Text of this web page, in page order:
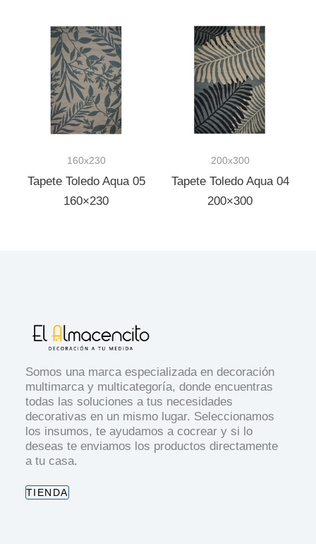
160x230
Tapete Toledo Aqua 05
160×230
200x300
Tapete Toledo Aqua 04
200×300
Somos una marca especializada en decoración
multimarca y multicategoría, donde encuentras
todas las soluciones a tus necesidades
decorativas en un mismo lugar. Seleccionamos
los insumos, te ayudamos a cocrear y si lo
deseas te enviamos los productos directamente
a tu casa.
TIENDA